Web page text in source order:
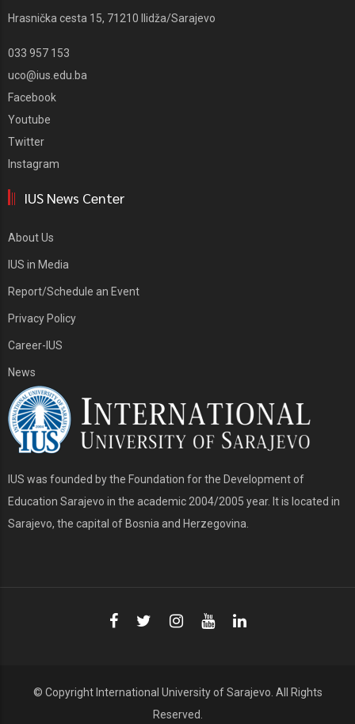
Hrasnička cesta 15, 71210 Ilidža/Sarajevo
033 957 153
uco@ius.edu.ba
Facebook
Youtube
Twitter
Instagram
IUS News Center
About Us
IUS in Media
Report/Schedule an Event
Privacy Policy
Career-IUS
News
IUS was founded by the Foundation for the Development of
Education Sarajevo in the academic 2004/2005 year. It is located in
Sarajevo, the capital of Bosnia and Herzegovina.
© Copyright International University of Sarajevo. All Rights
Reserved.